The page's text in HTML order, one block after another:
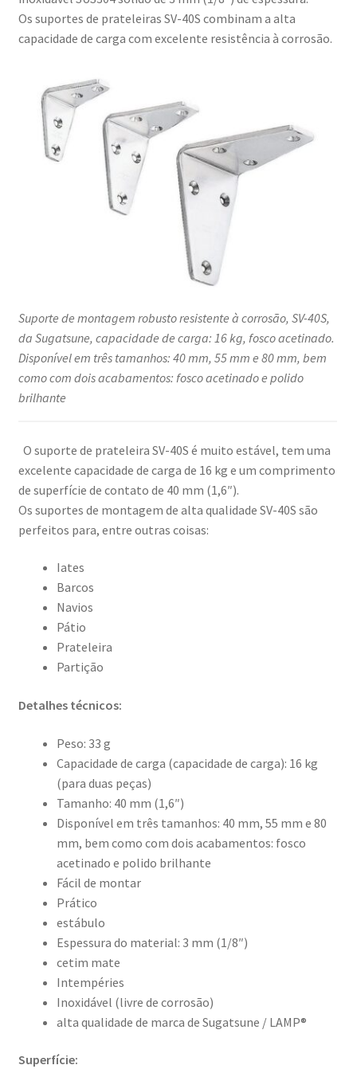
mais,
LAMP®
(Japão)
Os suportes de prateleiras SV-40S combinam a alta
capacidade de carga com excelente resistência à corrosão.
Suporte de montagem robusto resistente à corrosão, SV-40S,
da Sugatsune, capacidade de carga: 16 kg, fosco acetinado.
Disponível em três tamanhos: 40 mm, 55 mm e 80 mm, bem
como com dois acabamentos: fosco acetinado e polido
brilhante
O suporte de prateleira SV-40S é muito estável, tem uma
excelente capacidade de carga de 16 kg e um comprimento
de superfície de contato de 40 mm (1,6″).
Os suportes de montagem de alta qualidade SV-40S são
perfeitos para, entre outras coisas:
Iates
Barcos
Navios
Pátio
Prateleira
Partição
Detalhes técnicos:
Peso: 33 g
Capacidade de carga (capacidade de carga): 16 kg
(para duas peças)
Tamanho: 40 mm (1,6″)
Disponível em três tamanhos: 40 mm, 55 mm e 80
mm, bem como com dois acabamentos: fosco
acetinado e polido brilhante
Fácil de montar
Prático
estábulo
Espessura do material: 3 mm (1/8″)
cetim mate
Intempéries
Inoxidável (livre de corrosão)
alta qualidade de marca de Sugatsune / LAMP®
Superfície: